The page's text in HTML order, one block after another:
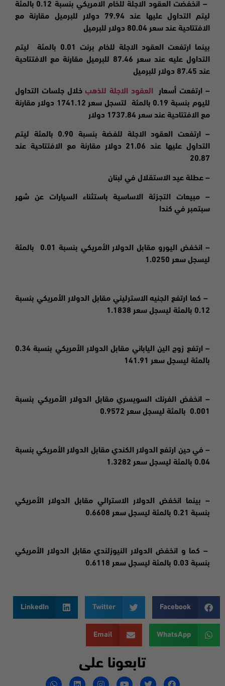
– انخفضت
العقود الاجلة للخام الامريكي بنسبة 0.12 بالمئة
ليتم التداول عليها عند 79.94 دولار للبرميل مقارنة مع
الافتتاحية عند سعر 80.04 دولار للبرميل
بينما ارتفعت العقود الاجلة للخام برنت 0.01 بالمئة ليتم
التداول عليه عند سعر 87.46 للبرميل مقارنة مع الافتتاحية
عند 87.45 دولار للبرميل
– ارتفعت أسعار العقود الاجلة للذهب خلال جلسات التداول
لليوم بنسبة 0.19 بالمئة لتسجل سعر 1741.12 دولار مقارنة
مع الافتتاحية عند سعر 1737.84 دولار
– ارتفعت
العقود الاجلة للفضة بنسبة 0.90 بالمئة ليتم
التداول عليها عند 21.06 دولار مقارنة مع الافتتاحية عند
20.87
– عطلة عيد الاستقلال في لبنان
– مبيعات التجزئة الاساسية باستثناء السيارات عن شهر
سبتمبر في كندا
– انخفض اليورو مقابل الدولار الأمريكي بنسبة 0.01 بالمئة
ليسجل سعر 1.0250
– كما ارتفع الجنيه الاسترليني مقابل الدولار الأمريكي بنسبة
0.12 بالمئة ليسجل سعر 1.1838
– ارتفع زوج الين الياباني مقابل الدولار الأمريكي بنسبة 0.34
بالمئة ليسجل سعر 141.91
– انخفض الفرنك السويسري مقابل الدولار الأمريكي بنسبة
0.001 بالمئة ليسجل سعر 0.9572
– في حين ارتفع الدولار الكندي مقابل الدولار الأمريكي بنسبة
0.04 بالمئة ليسجل سعر 1.3282
– بينما انخفض الدولار الاسترالي مقابل الدولار الأمريكي
بنسبة 0.21 بالمئة ليسجل سعر 0.6608
– كما و انخفض الدولار النيوزلندي مقابل الدولار الأمريكي
بنسبة 0.03 بالمئة ليسجل سعر 0.6118
Facebook
Twitter
LinkedIn
WhatsApp
Email
تابعونا على